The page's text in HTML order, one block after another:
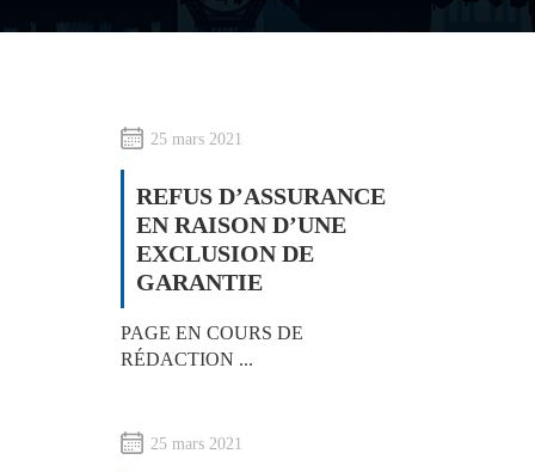
25 mars 2021
REFUS D’ASSURANCE
EN RAISON D’UNE
EXCLUSION DE
GARANTIE
PAGE EN COURS DE
RÉDACTION ...
25 mars 2021